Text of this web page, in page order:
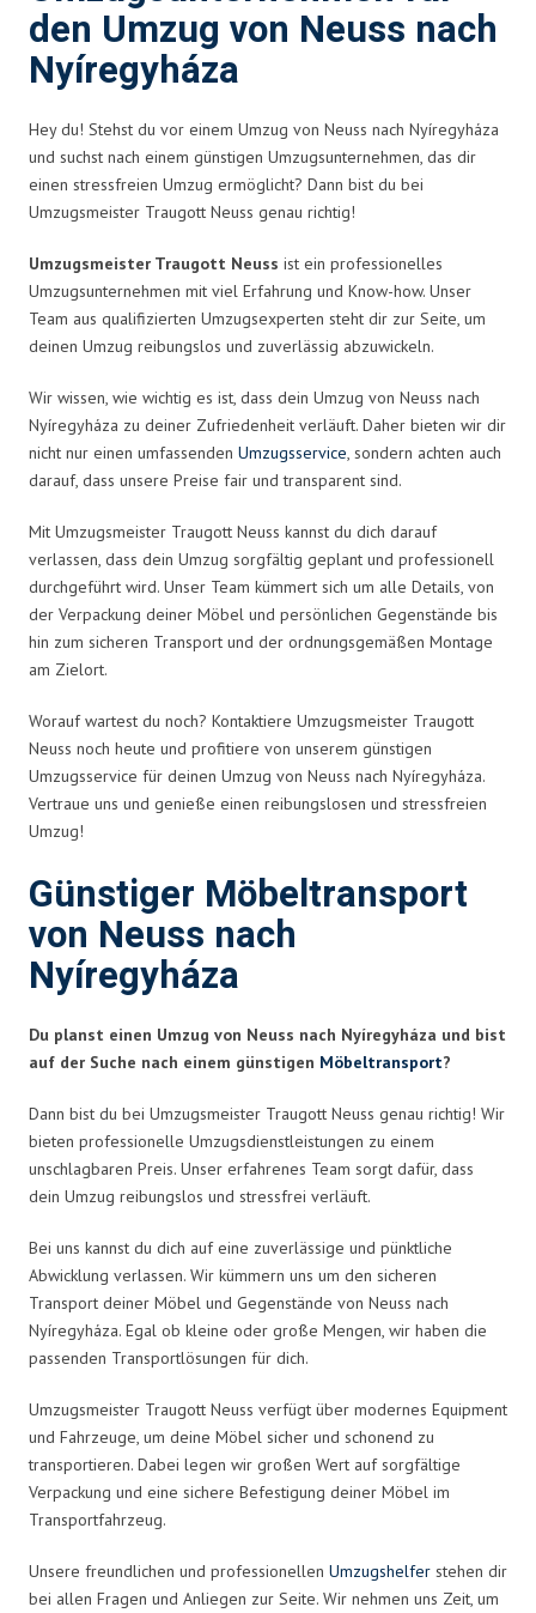
den Umzug von Neuss nach
Nyíregyháza
Hey du! Stehst du vor einem Umzug von Neuss nach Nyíregyháza
und suchst nach einem günstigen Umzugsunternehmen, das dir
einen stressfreien Umzug ermöglicht? Dann bist du bei
Umzugsmeister Traugott Neuss genau richtig!
Umzugsmeister Traugott Neuss ist ein professionelles
Umzugsunternehmen mit viel Erfahrung und Know-how. Unser
Team aus qualifizierten Umzugsexperten steht dir zur Seite, um
deinen Umzug reibungslos und zuverlässig abzuwickeln.
Wir wissen, wie wichtig es ist, dass dein Umzug von Neuss nach
Nyíregyháza zu deiner Zufriedenheit verläuft. Daher bieten wir dir
nicht nur einen umfassenden Umzugsservice, sondern achten auch
darauf, dass unsere Preise fair und transparent sind.
Mit Umzugsmeister Traugott Neuss kannst du dich darauf
verlassen, dass dein Umzug sorgfältig geplant und professionell
durchgeführt wird. Unser Team kümmert sich um alle Details, von
der Verpackung deiner Möbel und persönlichen Gegenstände bis
hin zum sicheren Transport und der ordnungsgemäßen Montage
am Zielort.
Worauf wartest du noch? Kontaktiere Umzugsmeister Traugott
Neuss noch heute und profitiere von unserem günstigen
Umzugsservice für deinen Umzug von Neuss nach Nyíregyháza.
Vertraue uns und genieße einen reibungslosen und stressfreien
Umzug!
Günstiger Möbeltransport
von Neuss nach
Nyíregyháza
Du planst einen Umzug von Neuss nach Nyíregyháza und bist
auf der Suche nach einem günstigen Möbeltransport?
Dann bist du bei Umzugsmeister Traugott Neuss genau richtig! Wir
bieten professionelle Umzugsdienstleistungen zu einem
unschlagbaren Preis. Unser erfahrenes Team sorgt dafür, dass
dein Umzug reibungslos und stressfrei verläuft.
Bei uns kannst du dich auf eine zuverlässige und pünktliche
Abwicklung verlassen. Wir kümmern uns um den sicheren
Transport deiner Möbel und Gegenstände von Neuss nach
Nyíregyháza. Egal ob kleine oder große Mengen, wir haben die
passenden Transportlösungen für dich.
Umzugsmeister Traugott Neuss verfügt über modernes Equipment
und Fahrzeuge, um deine Möbel sicher und schonend zu
transportieren. Dabei legen wir großen Wert auf sorgfältige
Verpackung und eine sichere Befestigung deiner Möbel im
Transportfahrzeug.
Unsere freundlichen und professionellen Umzugshelfer stehen dir
bei allen Fragen und Anliegen zur Seite. Wir nehmen uns Zeit, um